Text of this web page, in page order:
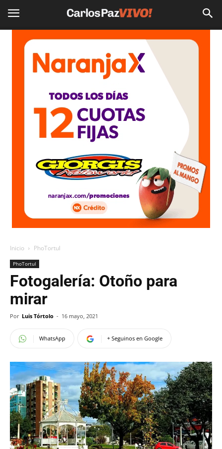
Inicio PhoTortul
PhoTortul
Fotogalería: Otoño para
mirar
Por Luis Tórtolo - 16 mayo, 2021
WhatsApp + Seguinos en Google